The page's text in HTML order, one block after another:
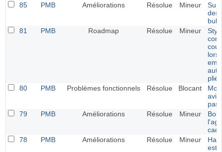
85
PMB Améliorations Résolue Mineur
des
81
PMB Roadmap Résolue Mineur
pliée
80
PMB Problèmes fonctionnels Résolue Blocant
avis
pas
79
PMB Améliorations Résolue Mineur
78
PMB Améliorations Résolue Mineur